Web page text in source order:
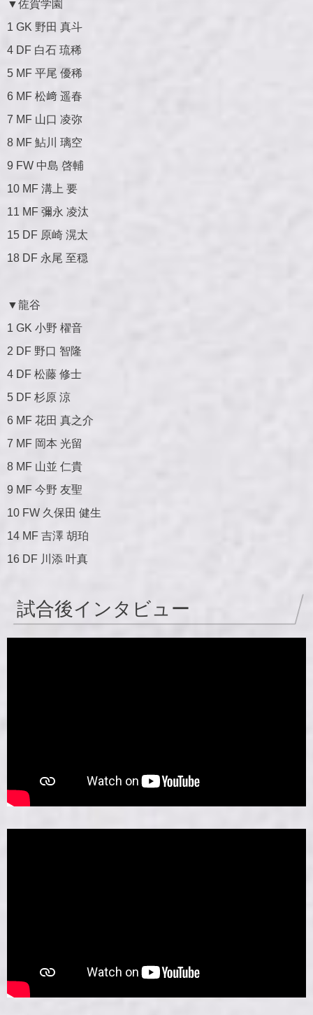
▼佐賀学園
1 GK 野田 真斗
4 DF 白石 琉稀
5 MF 平尾 優稀
6 MF 松﨑 遥春
7 MF 山口 凌弥
8 MF 鮎川 璃空
9 FW 中島 啓輔
10 MF 溝上 要
11 MF 彌永 凌汰
15 DF 原崎 滉太
18 DF 永尾 至穏
▼龍谷
1 GK 小野 櫂音
2 DF 野口 智隆
4 DF 松藤 修士
5 DF 杉原 涼
6 MF 花田 真之介
7 MF 岡本 光留
8 MF 山並 仁貴
9 MF 今野 友聖
10 FW 久保田 健生
14 MF 吉澤 胡珀
16 DF 川添 叶真
試合後インタビュー